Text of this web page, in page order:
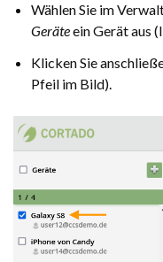
Wählen Sie im
Geräteein Gerät aus
Klicken Sie
Pfeil im Bild).